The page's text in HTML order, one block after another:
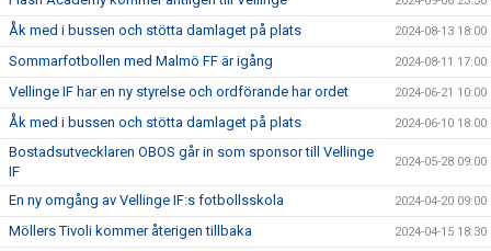
Åk med i bussen och stötta damlaget på plats 2024-08-13 18:00
Sommarfotbollen med Malmö FF är igång 2024-08-11 17:00
Vellinge IF har en ny styrelse och ordförande har ordet 2024-06-21 10:00
Åk med i bussen och stötta damlaget på plats 2024-06-10 18:00
Bostadsutvecklaren OBOS går in som sponsor till Vellinge
IF
2024-05-28 09:00
En ny omgång av Vellinge IF:s fotbollsskola 2024-04-20 09:00
Möllers Tivoli kommer återigen tillbaka 2024-04-15 18:30